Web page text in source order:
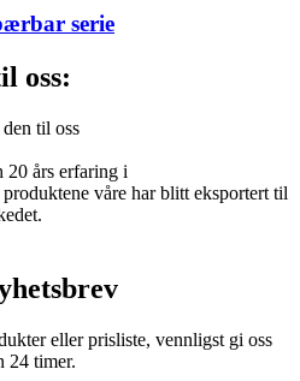
serie
oss:
til oss
20 års erfaring i
våre har blitt eksportert til
eller prisliste, vennligst gi oss
24 timer.